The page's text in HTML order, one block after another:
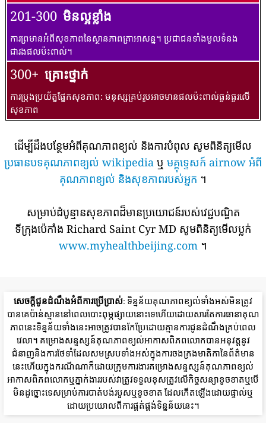
201-300 មិនល្អខ្លាំង
ការព្រមានអំពីសុខភាពនៃស្ថានភាពគ្រាអាសន្ន។ ប្រជាជនទាំងមូលទំនង
ជារងផលប៉ះពាល់។
300+ គ្រោះថ្នាក់
ការប្រុងប្រយ័ត្នផ្នែកសុខភាព: មនុស្សគ្រប់រូបអាចមានផលប៉ះពាល់ធ្ងន់ធ្ងរលើ
សុខភាព
ដើម្បីដឹងបន្ថែមអំពីគុណភាពខ្យល់ និងការបំពុល សូមពិនិត្យមើល
ប្រធានបទគុណភាពខ្យល់ wikipedia ឬ មគ្គុទ្ទេសក៍ airnow អំពី
គុណភាពខ្យល់ និងសុខភាពរបស់អ្នក ។
សម្រាប់ដំបូន្មានសុខភាពដ៏មានប្រយោជន៍របស់វេជ្ជបណ្ឌិត
ទីក្រុងប៉េកាំង Richard Saint Cyr MD សូមពិនិត្យមើលប្លក់
www.myhealthbeijing.com ។
សេចក្តីជូនដំណឹងអំពីការប្រើប្រាស់: ទិន្នន័យគុណភាពខ្យល់ទាំងអស់មិនត្រូវ
បានគេប៉ាន់ស្មាននៅពេលបោះពុម្ភផ្សាយនោះទេហើយដោយសារតែការធានាគុណ
ភាពនេះទិន្នន័យទាំងនេះអាចត្រូវបានកែប្រែដោយគ្មានការជូនដំណឹងគ្រប់ពេល
វេលា។ គម្រោងសន្ទស្សន៍គុណភាពខ្យល់អាកាសពិភពលោកបានអនុវត្តនូវ
ជំនាញនិងការថែទាំដែលសមស្របទាំងអស់ក្នុងការចងក្រងមាតិកានៃព័ត៌មាន
នេះហើយក្នុងករណីណាក៏ដោយក្រុមការងារគម្រោងសន្ទស្សន៍គុណភាពខ្យល់
អាកាសពិភពលោកឬភ្នាក់ងាររបស់វាត្រូវទទួលខុសត្រូវលើកិច្ចសន្យាខូចខាតឬបើ
មិនដូច្នោះទេសម្រាប់ការបាត់បង់របួសឬខូចខាត ដែលកើតឡើងដោយផ្ទាល់ឬ
ដោយប្រយោលពីការផ្គត់ផ្គង់ទិន្នន័យនេះ។